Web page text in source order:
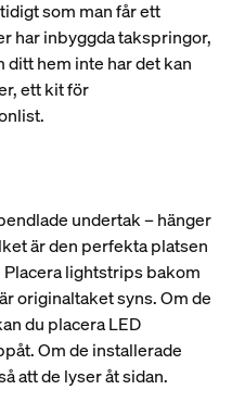
som man får ett
har inbyggda takspringor,
ditt hem inte har det kan
ett kit för
undertak – hänger
är den perfekta platsen
lightstrips bakom
originaltaket syns. Om de
du placera LED
Om de installerade
att de lyser åt sidan.